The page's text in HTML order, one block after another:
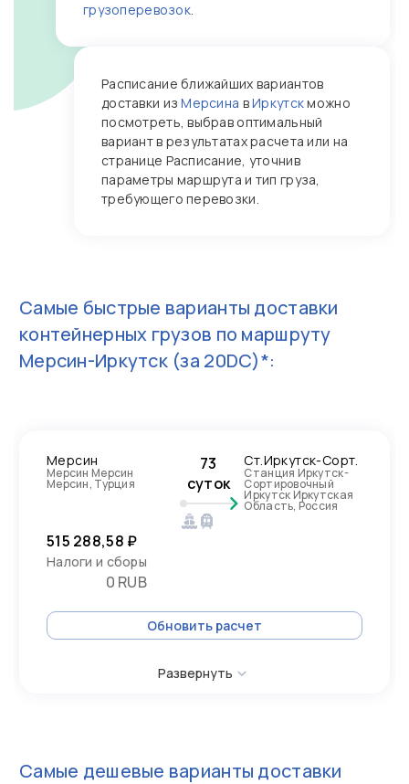
грузоперевозок.
Расписание ближайших вариантов
доставки изМерсина вИркутскможно
посмотреть, выбрав оптимальный
вариант в результатах расчета или на
странице Расписание, уточнив
параметры маршрута и тип груза,
требующего перевозки.
Самые быстрые варианты доставки
контейнерных грузов по маршруту
Мерсин-Иркутск(за 20DC)*:
Мерсин
Мерсин Мерсин
Мерсин, Турция
73
суток
Ст.Иркутск-Сорт.
Станция Иркутск-
Сортировочный
Иркутск Иркутская
Область, Россия
515 288,58 ₽
Налоги и сборы
0 RUB
Обновить расчет
Развернуть
Самые дешевые варианты доставки